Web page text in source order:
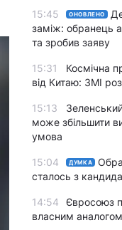
15:45 ОНОВЛЕНО
заміж: обранець
та зробив заяву
15:31
Космічна
від Китаю: ЗМІ
15:13
може збільшити
умова
15:04 ДУМКА
сталось з
14:54
Євросоюз
власним